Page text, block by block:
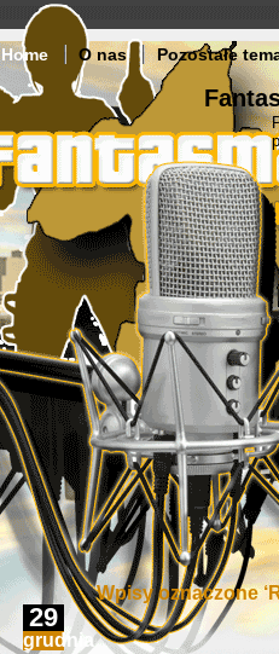
Home O nas Pozostałe
Wpisy oznaczone
29
grudnia